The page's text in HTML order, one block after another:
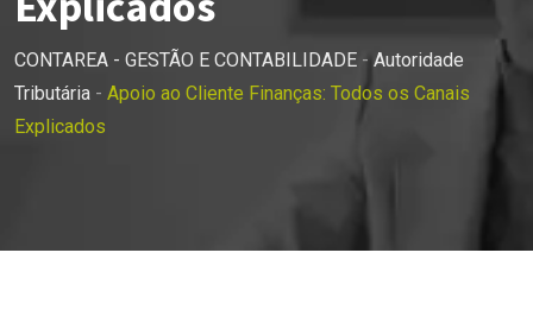
CONTAREA - GESTÃO E CONTABILIDADE - Autoridade
Tributária - Apoio ao Cliente Finanças: Todos os Canais
Explicados